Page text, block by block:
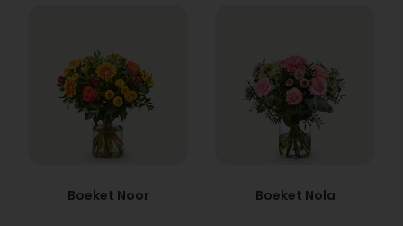
Boeket Noor Boeket Nola